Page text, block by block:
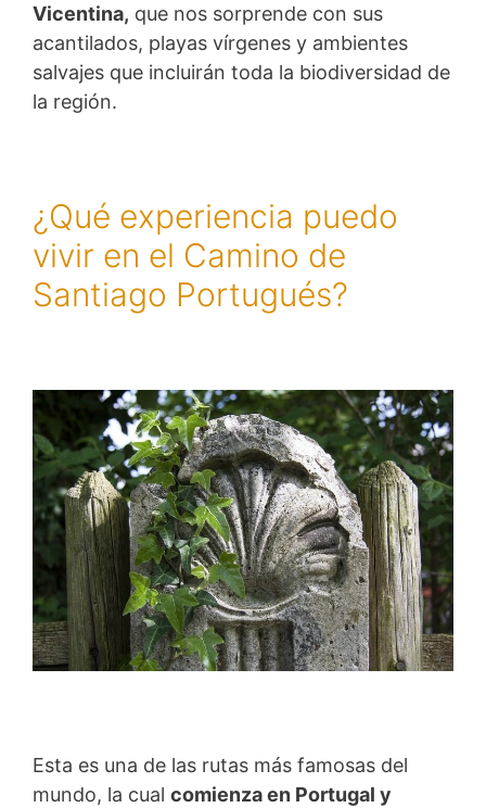
Vicentina, que nos sorprende con sus
acantilados, playas vírgenes y ambientes
salvajes que incluirán toda la biodiversidad de
la región.
¿Qué experiencia puedo
vivir en el Camino de
Santiago Portugués?
Esta es una de las rutas más famosas del
mundo, la cual comienza en Portugal y